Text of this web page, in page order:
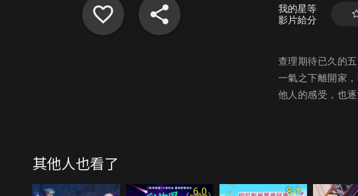
我的星等
影片給分
查理期待已久的
一氣之下離開家
他人的感受，也
其他人也看了
6.0 8.1